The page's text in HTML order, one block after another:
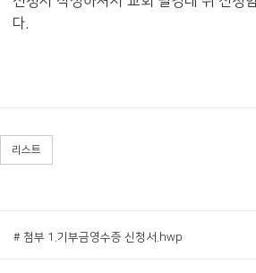
다.
리스트
# 첨부 1.기부금영수증 신청서.hwp